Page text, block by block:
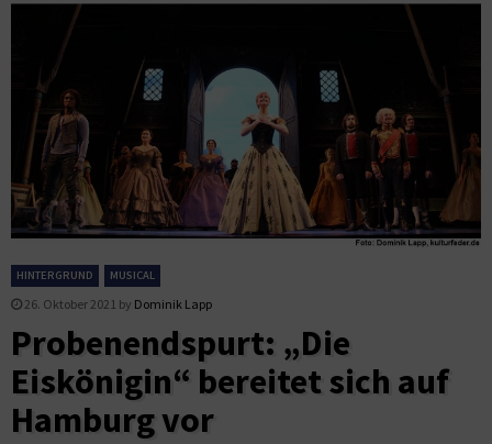
HINTERGRUND MUSICAL
26. Oktober 2021 by Dominik Lapp
Probenendspurt: „Die
Eiskönigin“ bereitet sich auf
Hamburg vor